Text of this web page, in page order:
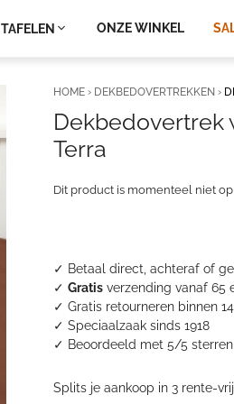
TAFELEN ONZE WINKEL
✓ Betaal direct, achteraf of
✓Gratis verzending vanaf 65
✓ Gratis retourneren binnen
✓ Speciaalzaak sinds 1918
✓ Beoordeeld met 5/5 sterren
Splits je aankoop in 3 rente-
HOME › DEKBEDOVERTREKKEN ›
Dekbedovertrek
Terra
Dit product is momenteel niet